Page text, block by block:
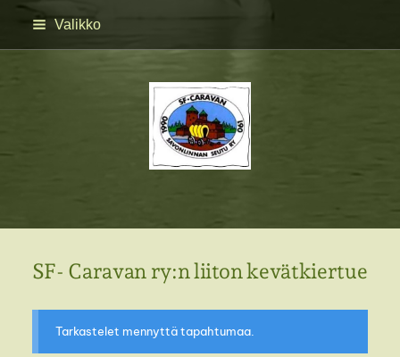
Siirry
sivun
sisältöön
Valikko
SFC Savonlinnan seutu
SF- Caravan ry:n liiton kevätkiertue
Tarkastelet mennyttä tapahtumaa.